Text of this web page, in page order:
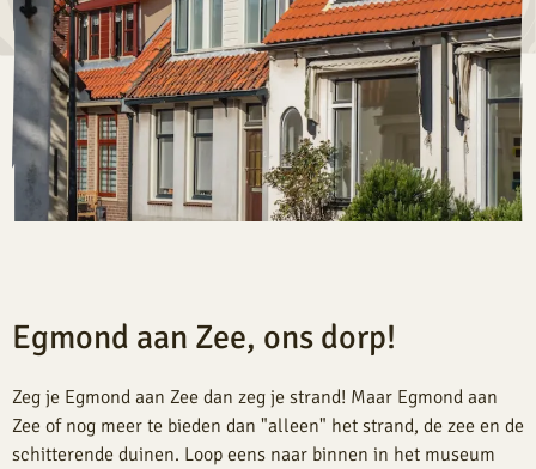
Egmond aan Zee, ons dorp!
Zeg je Egmond aan Zee dan zeg je strand! Maar Egmond aan
Zee of nog meer te bieden dan "alleen" het strand, de zee en de
schitterende duinen. Loop eens naar binnen in het museum